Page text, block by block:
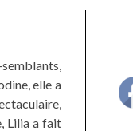
elle a
Lilia a fait